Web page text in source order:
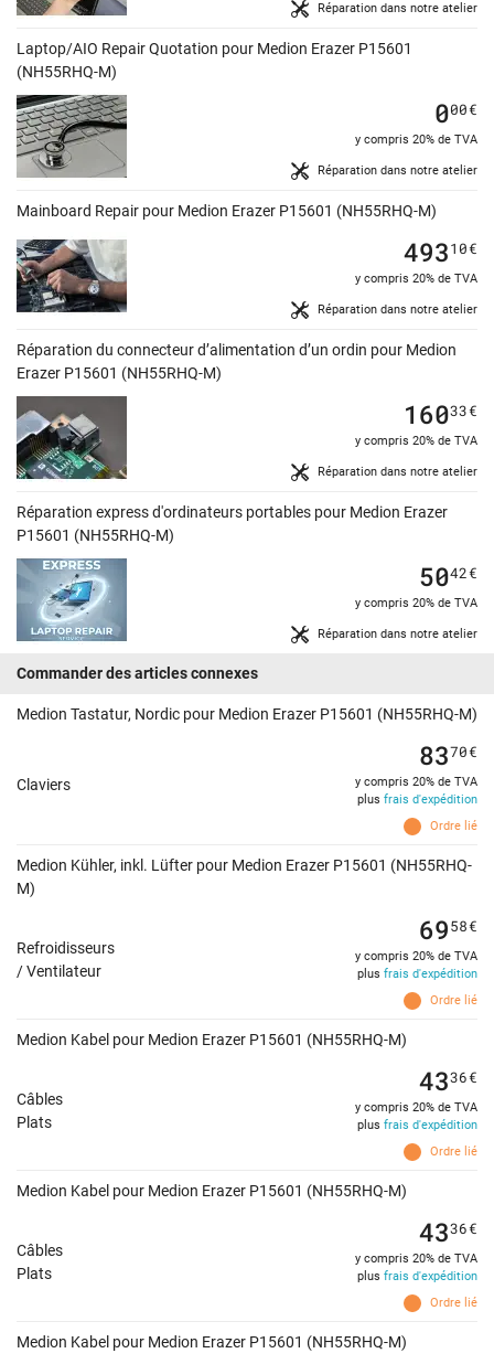
Réparation dans notre atelier
Laptop/AIO Repair Quotation pour Medion Erazer P15601
(NH55RHQ-M)
Réparation dans notre atelier
000€
y compris 20% de TVA
Mainboard Repair pour Medion Erazer P15601 (NH55RHQ-M)
Réparation dans notre atelier
49310€
y compris 20% de TVA
Réparation du connecteur d’alimentation d’un ordin pour Medion
Erazer P15601 (NH55RHQ-M)
Réparation dans notre atelier
16033€
y compris 20% de TVA
Réparation express d'ordinateurs portables pour Medion Erazer
P15601 (NH55RHQ-M)
Réparation dans notre atelier
5042€
y compris 20% de TVA
Commander des articles connexes
Medion Tastatur, Nordic pour Medion Erazer P15601 (NH55RHQ-M)
Claviers
Ordre lié
8370€
y compris 20% de TVA
plus frais d'expédition
Medion Kühler, inkl. Lüfter pour Medion Erazer P15601 (NH55RHQ-
M)
Refroidisseurs
/ Ventilateur
Ordre lié
6958€
y compris 20% de TVA
plus frais d'expédition
Medion Kabel pour Medion Erazer P15601 (NH55RHQ-M)
Câbles
Plats
Ordre lié
4336€
y compris 20% de TVA
plus frais d'expédition
Medion Kabel pour Medion Erazer P15601 (NH55RHQ-M)
Câbles
Plats
Ordre lié
4336€
y compris 20% de TVA
plus frais d'expédition
Medion Kabel pour Medion Erazer P15601 (NH55RHQ-M)